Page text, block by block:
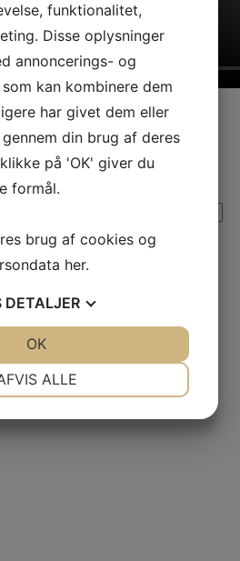
Vokspenne
for 1-2 arbejdsdage
funktionalitet,
Disse oplysninger
annoncerings- og
kan kombinere dem
har givet dem eller
din brug af deres
på 'OK' giver du
formål.
brug af cookies og
her.
DETALJER
ALLE
OK